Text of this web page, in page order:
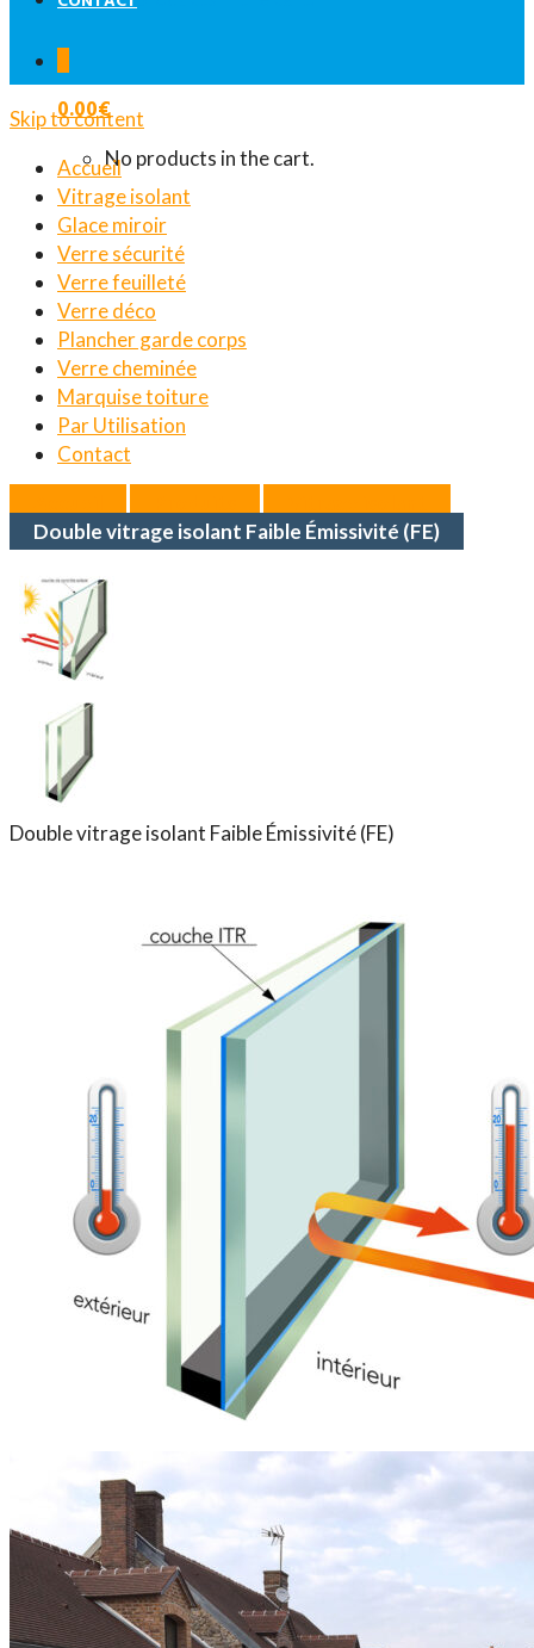
0.00€
No products in the cart.
Skip to content
Accueil
Vitrage isolant
Glace miroir
Verre sécurité
Verre feuilleté
Verre déco
Plancher garde corps
Verre cheminée
Marquise toiture
Par Utilisation
Contact
Double vitrage isolant Faible Émissivité (FE)
Double vitrage isolant Faible Émissivité (FE)